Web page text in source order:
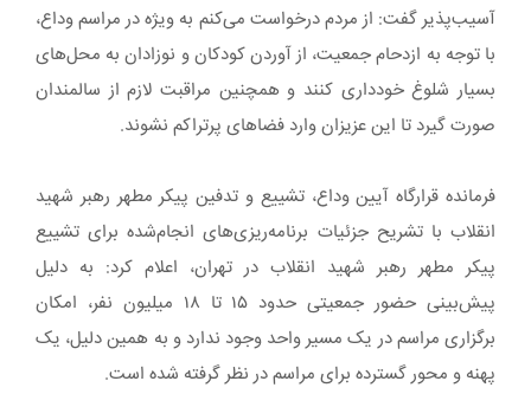
آسیب‌پذیر گفت: از مردم درخواست می‌کنم به ویژه در مراسم وداع،
با توجه به ازدحام جمعیت، از آوردن کودکان و نوزادان به محل‌های
بسیار شلوغ خودداری کنند و همچنین مراقبت لازم از سالمندان
صورت گیرد تا این عزیزان وارد فضاهای پرتراکم نشوند.
فرمانده قرارگاه آیین وداع، تشییع و تدفین پیکر مطهر رهبر شهید
انقلاب با تشریح جزئیات برنامه‌ریزی‌های انجام‌شده برای تشییع
پیکر مطهر رهبر شهید انقلاب در تهران، اعلام کرد: به دلیل
پیش‌بینی حضور جمعیتی حدود ۱۵ تا ۱۸ میلیون نفر، امکان
برگزاری مراسم در یک مسیر واحد وجود ندارد و به همین دلیل، یک
پهنه و محور گسترده برای مراسم در نظر گرفته شده است.